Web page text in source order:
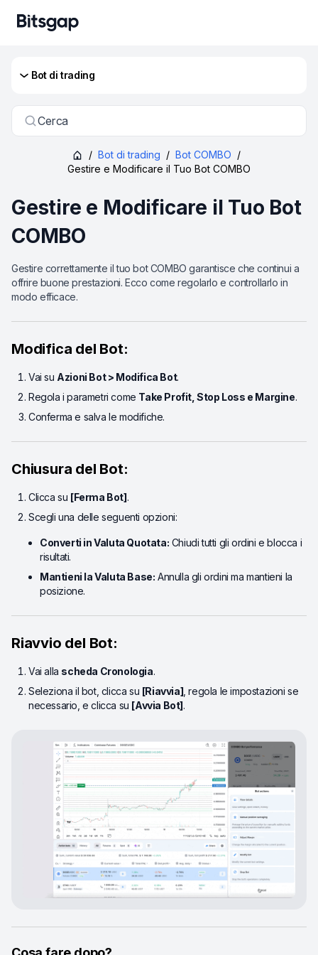
Bot di trading
Cerca
/ Bot di trading / Bot COMBO /
Gestire e Modificare il Tuo Bot COMBO
Gestire e Modificare il Tuo Bot
COMBO
Gestire correttamente il tuo bot COMBO garantisce che continui a
offrire buone prestazioni. Ecco come regolarlo e controllarlo in
modo efficace.
Modifica del Bot:
Vai su Azioni Bot > Modifica Bot.
Regola i parametri come Take Profit, Stop Loss e Margine.
Conferma e salva le modifiche.
Chiusura del Bot:
Clicca su [Ferma Bot].
Scegli una delle seguenti opzioni:
Converti in Valuta Quotata: Chiudi tutti gli ordini e blocca i
risultati.
Mantieni la Valuta Base: Annulla gli ordini ma mantieni la
posizione.
Riavvio del Bot:
Vai alla scheda Cronologia.
Seleziona il bot, clicca su [Riavvia] , regola le impostazioni se
necessario, e clicca su [Avvia Bot].